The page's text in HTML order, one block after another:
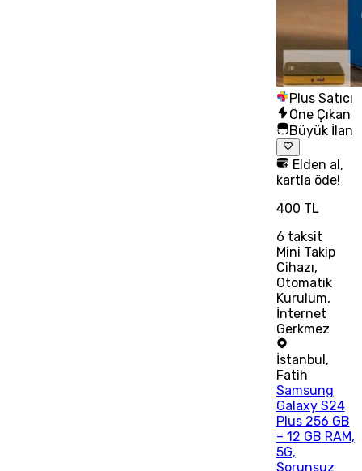
Plus Satıcı
Öne Çıkan
Büyük İlan
Elden al,
kartla öde!
400 TL
6 taksit
Mini Takip
Cihazı,
Otomatik
Kurulum,
İnternet
Gerkmez
İstanbul ,
Fatih
Samsung
Galaxy S24
Plus 256 GB
– 12 GB RAM,
5G,
Sorunsuz